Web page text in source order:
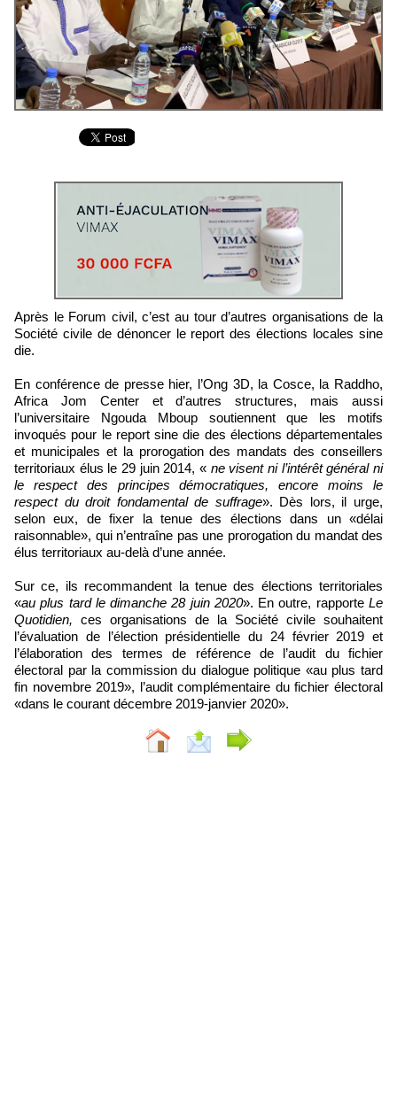
Après le Forum civil, c’est au tour d’autres organisations de la
Société civile de dénoncer le report des élections locales sine
die.
En conférence de presse hier, l’Ong 3D, la Cosce, la Raddho,
Africa Jom Center et d’autres structures, mais aussi
l’universitaire Ngouda Mboup soutiennent que les motifs
invoqués pour le report sine die des élections départementales
et municipales et la prorogation des mandats des conseillers
territoriaux élus le 29 juin 2014, « ne visent ni l’intérêt général ni
le respect des principes démocratiques, encore moins le
respect du droit fondamental de suffrage». Dès lors, il urge,
selon eux, de fixer la tenue des élections dans un «délai
raisonnable», qui n’entraîne pas une prorogation du mandat des
élus territoriaux au-delà d’une année.
Sur ce, ils recommandent la tenue des élections territoriales
«au plus tard le dimanche 28 juin 2020». En outre, rapporteLe
Quotidien, ces organisations de la Société civile souhaitent
l’évaluation de l’élection présidentielle du 24 février 2019 et
l’élaboration des termes de référence de l’audit du fichier
électoral par la commission du dialogue politique «au plus tard
fin novembre 2019», l’audit complémentaire du fichier électoral
«dans le courant décembre 2019-janvier 2020».